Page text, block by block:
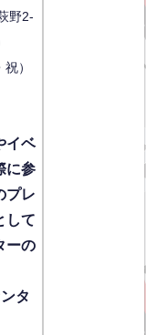
野2-
）
イベ
に参
プレ
して
ーの
タ